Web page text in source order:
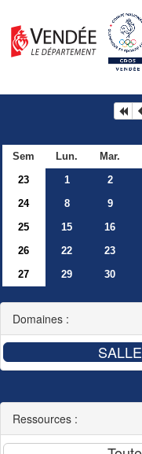
Sem Lun. Mar.
23
1 2
24
8 9
25
15 16
26
22 23
27
29 30
Domaines :
Ressources :